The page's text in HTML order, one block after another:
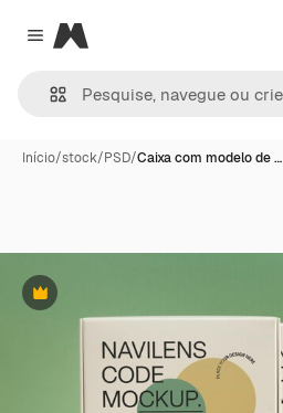
Close menu
Magnific
Início/stock/PSD/Caixa com modelo de …
Premium